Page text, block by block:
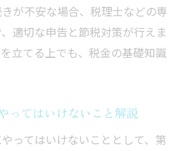
が不安な場合、税理士などの専
適切な申告と節税対策が行えま
立てる上でも、税金の基礎知識
ってはいけないこと解説
ってはいけないこととして、第